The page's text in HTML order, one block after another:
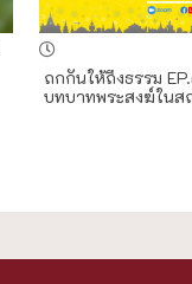
ถกกันให้ถึงธรรม
บทบาทพระสงฆ์ในส